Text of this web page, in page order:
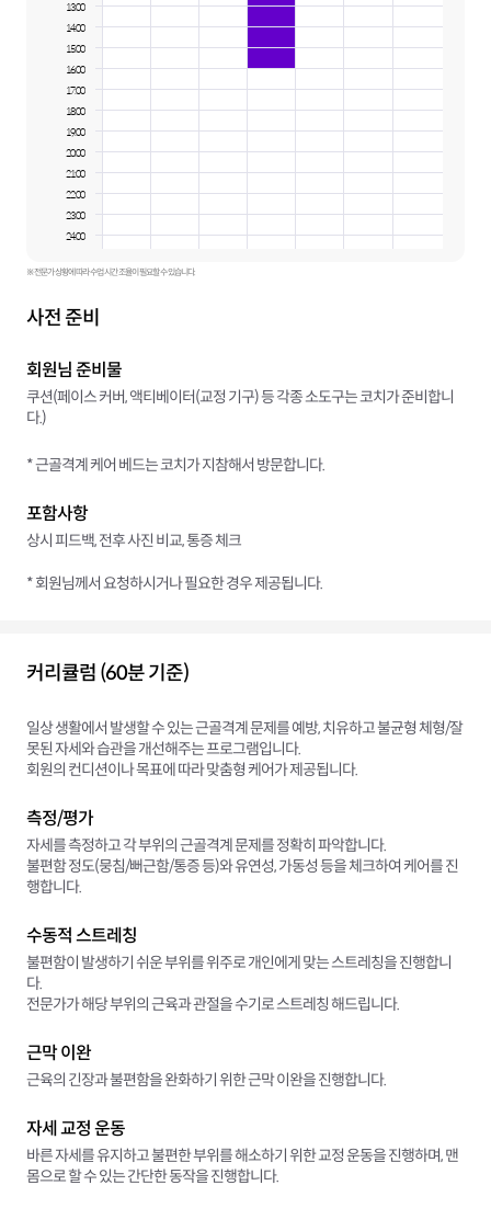
13:00
14:00
15:00
16:00
17:00
18:00
19:00
20:00
21:00
22:00
23:00
24:00
※ 전문가 상황에 따라 수업 시간 조율이 필요할 수 있습니다.
사전 준비
회원님 준비물
쿠션(페이스 커버, 액티베이터(교정 기구) 등 각종 소도구는 코치가 준비합니
다.)
* 근골격계 케어 베드는 코치가 지참해서 방문합니다.
포함사항
상시 피드백, 전후 사진 비교, 통증 체크
* 회원님께서 요청하시거나 필요한 경우 제공됩니다.
커리큘럼 (60분 기준)
일상 생활에서 발생할 수 있는 근골격계 문제를 예방, 치유하고 불균형 체형/잘
못된 자세와 습관을 개선해주는 프로그램입니다.
회원의 컨디션이나 목표에 따라 맞춤형 케어가 제공됩니다.
측정/평가
자세를 측정하고 각 부위의 근골격계 문제를 정확히 파악합니다.
불편함 정도(뭉침/뻐근함/통증 등)와 유연성, 가동성 등을 체크하여 케어를 진
행합니다.
수동적 스트레칭
불편함이 발생하기 쉬운 부위를 위주로 개인에게 맞는 스트레칭을 진행합니
다.
전문가가 해당 부위의 근육과 관절을 수기로 스트레칭 해드립니다.
근막 이완
근육의 긴장과 불편함을 완화하기 위한 근막 이완을 진행합니다.
자세 교정 운동
바른 자세를 유지하고 불편한 부위를 해소하기 위한 교정 운동을 진행하며, 맨
몸으로 할 수 있는 간단한 동작을 진행합니다.